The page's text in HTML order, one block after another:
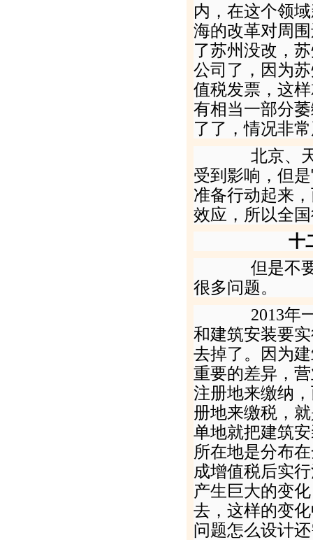
内，在这个领
海的改革对周
了苏州没改，
公司了，因为
值税发票，这
有相当一部分
了了，情况非
北京、天
受到影响，但
准备行动起来
效应，所以全
十
但是不要
很多问题。
2013年
和建筑安装要
去掉了。因为
重要的差异，
注册地来缴纳
册地来缴税，
单地就把建筑
所在地是分布
成增值税后实
产生巨大的变
去，这样的变
问题怎么设计